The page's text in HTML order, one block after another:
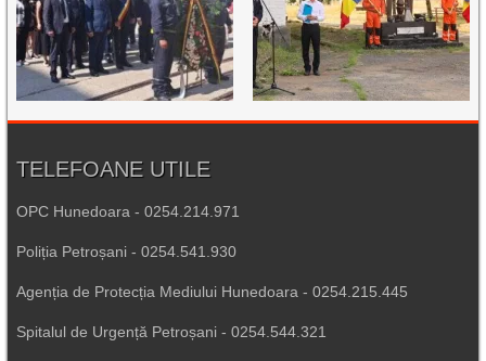
TELEFOANE UTILE
OPC Hunedoara - 0254.214.971
Poliția Petroșani - 0254.541.930
Agenția de Protecția Mediului Hunedoara - 0254.215.445
Spitalul de Urgență Petroșani - 0254.544.321